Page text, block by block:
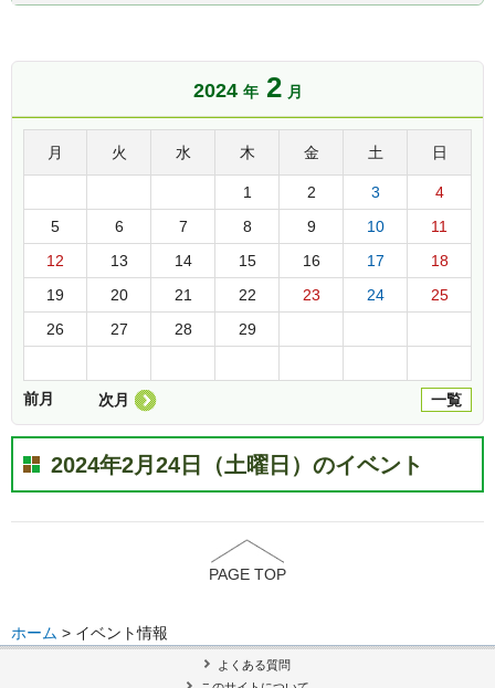
2024 年 2 月
月 火 水 木 金 土 日
1 2 3
4
5
6 7 8 9 10
11
12
13 14 15 16 17
18
19
20 21 22 23 24
25
26
27 28 29
前月 一覧
次月
2024年2月24日（土曜日）のイベント
PAGE TOP
ホーム > イベント情報
よくある質問